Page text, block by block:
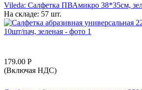
Vileda: Салфетка ПВАмикро 38*35см,
На складе: 57 шт.
179.00 Р
(Включая НДС)